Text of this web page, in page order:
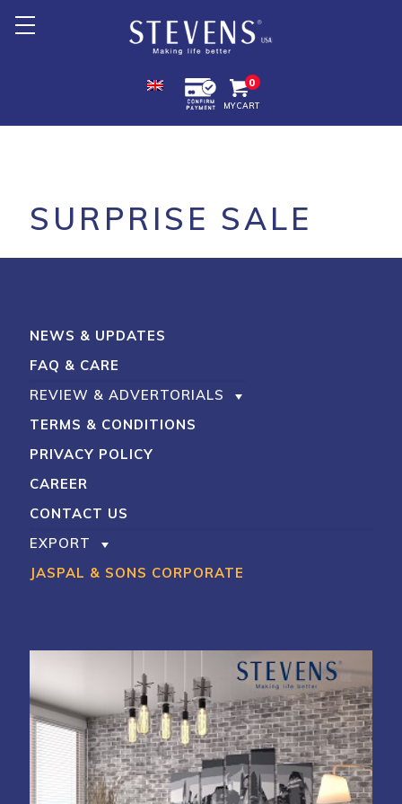
0
MY CART
SURPRISE SALE
NEWS & UPDATES
FAQ & CARE
REVIEW & ADVERTORIALS
TERMS & CONDITIONS
PRIVACY POLICY
CAREER
CONTACT US
EXPORT
JASPAL & SONS CORPORATE
Export +